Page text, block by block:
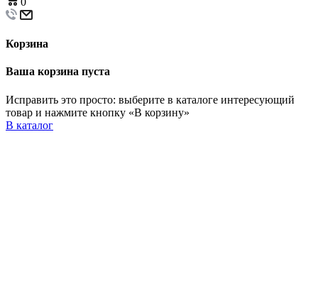
Корзина
Ваша корзина пуста
Исправить это просто: выберите в каталоге интересующий
товар и нажмите кнопку «В корзину»
В каталог